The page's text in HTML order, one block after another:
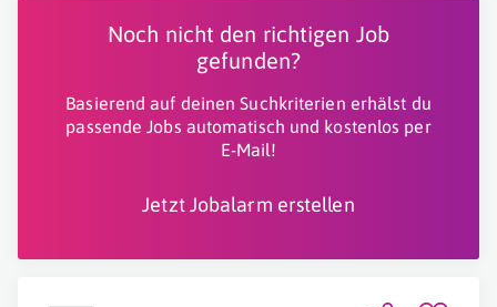
Noch nicht den richtigen Job
gefunden?
Basierend auf deinen Suchkriterien erhälst du
passende Jobs automatisch und kostenlos per
E-Mail!
Jetzt Jobalarm erstellen